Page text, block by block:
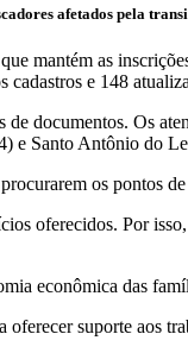
afetados pela
mantém as
e 148
documentos. Os
e Santo Antônio do
os pontos
oferecidos. Por
econômica das
suporte aos